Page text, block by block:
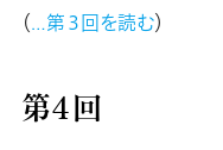
（…第３回を読む）
第４回